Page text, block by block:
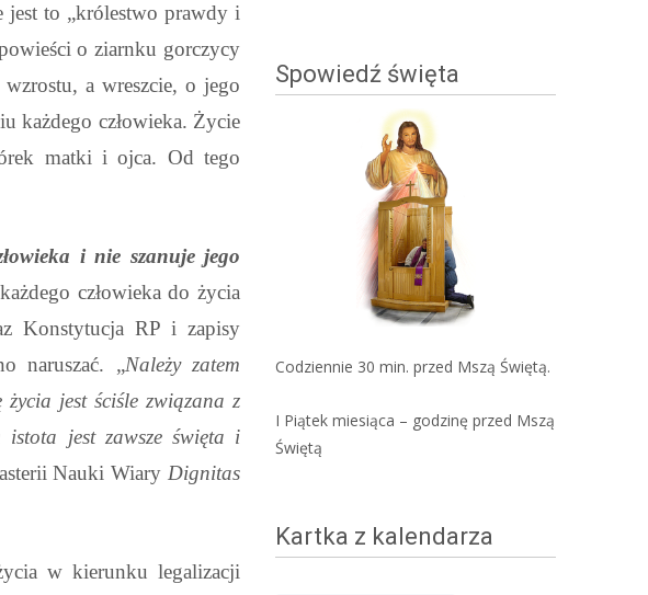
jest to „królestwo prawdy i
o ziarnku gorczycy
a wreszcie, o jego
każdego człowieka. Życie
matki i ojca. Od tego
i nie szanuje jego
człowieka do życia
Konstytucja RP i zapisy
naruszać. „Należy zatem
jest ściśle związana z
istota jest zawsze święta i
Nauki Wiary Dignitas
w kierunku legalizacji
Spowiedź święta
Codziennie 30 min. przed Mszą Świętą.
I Piątek miesiąca – godzinę przed Mszą
Świętą
Kartka z kalendarza